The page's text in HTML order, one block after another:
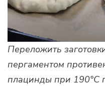
Переложить
пергаментом
плацинды при 190°С